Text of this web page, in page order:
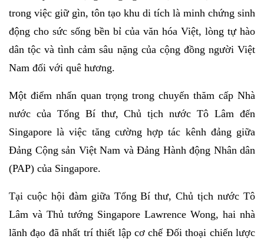
trong việc giữ gìn, tôn tạo khu di tích là minh chứng sinh
động cho sức sống bền bỉ của văn hóa Việt, lòng tự hào
dân tộc và tình cảm sâu nặng của cộng đồng người Việt
Nam đối với quê hương.
Một điểm nhấn quan trọng trong chuyến thăm cấp Nhà
nước của Tổng Bí thư, Chủ tịch nước Tô Lâm đến
Singapore là việc tăng cường hợp tác kênh đảng giữa
Đảng Cộng sản Việt Nam và Đảng Hành động Nhân dân
(PAP) của Singapore.
Tại cuộc hội đàm giữa Tổng Bí thư, Chủ tịch nước Tô
Lâm và Thủ tướng Singapore Lawrence Wong, hai nhà
lãnh đạo đã nhất trí thiết lập cơ chế Đối thoại chiến lược